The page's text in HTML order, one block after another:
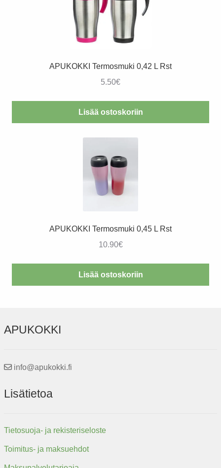
APUKOKKI Termosmuki 0,42 L Rst
5.50€
Lisää ostoskoriin
APUKOKKI Termosmuki 0,45 L Rst
10.90€
Lisää ostoskoriin
APUKOKKI
info@apukokki.fi
Lisätietoa
Tietosuoja- ja rekisteriseloste
Toimitus- ja maksuehdot